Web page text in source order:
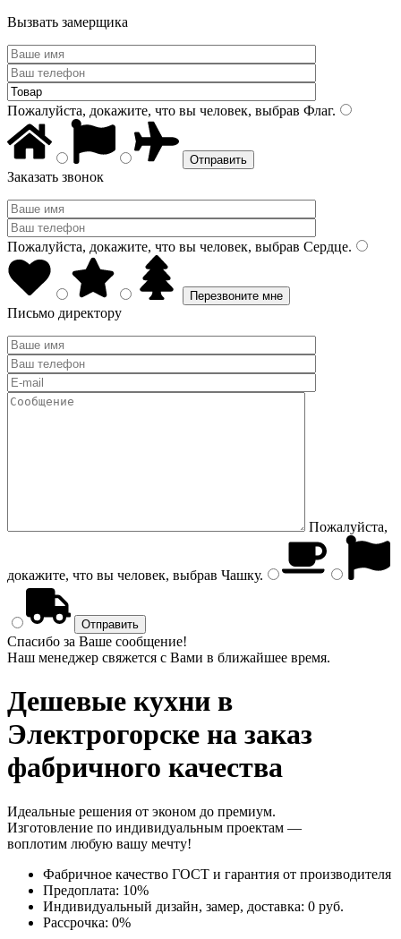
Вызвать замерщика
Пожалуйста, докажите, что вы человек, выбрав Флаг.
Заказать звонок
Пожалуйста, докажите, что вы человек, выбрав Сердце.
Письмо директору
Пожалуйста,
докажите, что вы человек, выбрав Чашку.
Спасибо за Ваше сообщение!
Наш менеджер свяжется с Вами в ближайшее время.
Дешевые кухни в
Электрогорске на заказ
фабричного качества
Идеальные решения от эконом до премиум.
Изготовление по индивидуальным проектам —
воплотим любую вашу мечту!
Фабричное качество ГОСТ и гарантия от производителя
Предоплата: 10%
Индивидуальный дизайн, замер, доставка: 0 руб.
Рассрочка: 0%